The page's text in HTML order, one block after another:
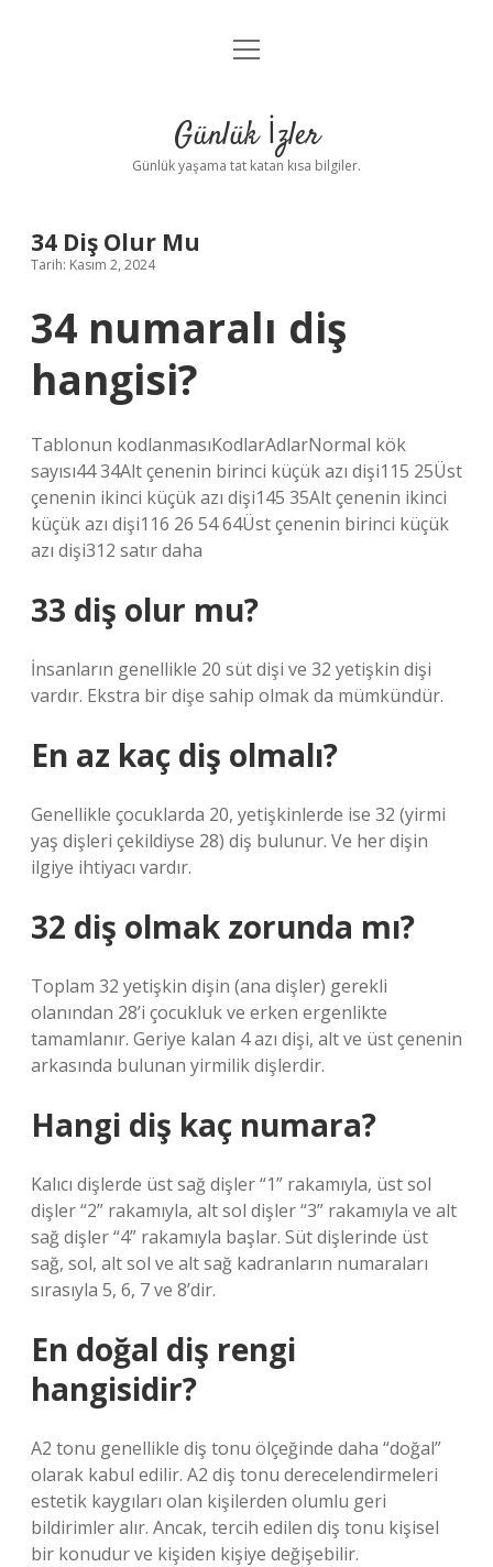
Anasayfa
Yasal Uyarı
menüyü
Günlük İzler
Günlük yaşama tat katan kısa bilgiler.
34 Diş Olur Mu
Tarih: Kasım 2, 2024
34 numaralı diş
hangisi?
Tablonun kodlanmasıKodlarAdlarNormal kök
sayısı44 34Alt çenenin birinci küçük azı dişi115 25Üst
çenenin ikinci küçük azı dişi145 35Alt çenenin ikinci
küçük azı dişi116 26 54 64Üst çenenin birinci küçük
azı dişi312 satır daha
33 diş olur mu?
İnsanların genellikle 20 süt dişi ve 32 yetişkin dişi
vardır. Ekstra bir dişe sahip olmak da mümkündür.
En az kaç diş olmalı?
Genellikle çocuklarda 20, yetişkinlerde ise 32 (yirmi
yaş dişleri çekildiyse 28) diş bulunur. Ve her dişin
ilgiye ihtiyacı vardır.
32 diş olmak zorunda mı?
Toplam 32 yetişkin dişin (ana dişler) gerekli
olanından 28’i çocukluk ve erken ergenlikte
tamamlanır. Geriye kalan 4 azı dişi, alt ve üst çenenin
arkasında bulunan yirmilik dişlerdir.
Hangi diş kaç numara?
Kalıcı dişlerde üst sağ dişler “1” rakamıyla, üst sol
dişler “2” rakamıyla, alt sol dişler “3” rakamıyla ve alt
sağ dişler “4” rakamıyla başlar. Süt dişlerinde üst
sağ, sol, alt sol ve alt sağ kadranların numaraları
sırasıyla 5, 6, 7 ve 8’dir.
En doğal diş rengi
hangisidir?
A2 tonu genellikle diş tonu ölçeğinde daha “doğal”
olarak kabul edilir. A2 diş tonu derecelendirmeleri
estetik kaygıları olan kişilerden olumlu geri
bildirimler alır. Ancak, tercih edilen diş tonu kişisel
bir konudur ve kişiden kişiye değişebilir.